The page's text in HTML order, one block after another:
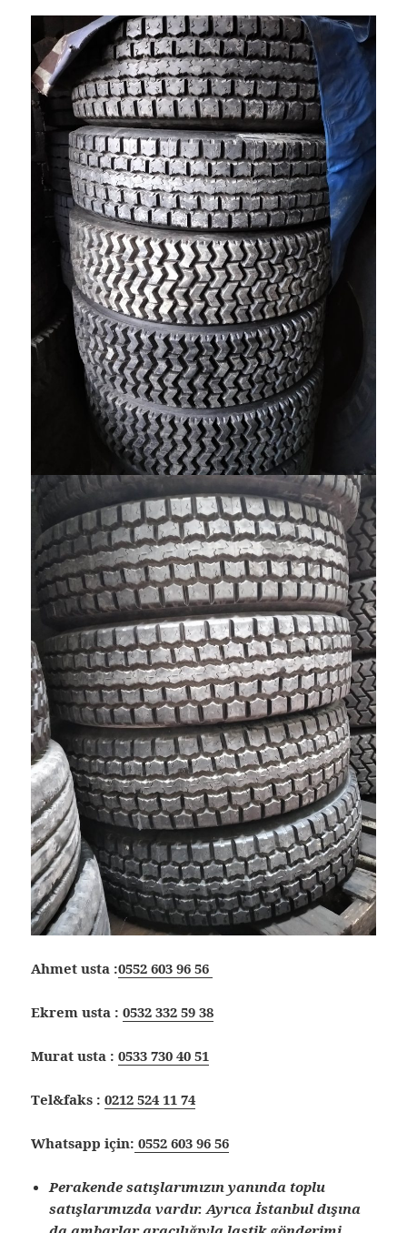
Ahmet usta :0552 603 96 56
Ekrem usta :0532 332 59 38
Murat usta :0533 730 40 51
Tel&faks :0212 524 11 74
Whatsapp için: 0552 603 96 56
Perakende satışlarımızın yanında toplu
satışlarımızda vardır. Ayrıca İstanbul dışına